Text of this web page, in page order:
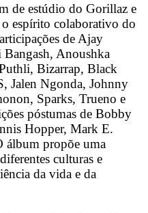
de estúdio do Gorillaz e
espírito colaborativo do
de Ajay
Bangash, Anoushka
Bizarrap, Black
Jalen Ngonda, Johnny
Sparks, Trueno e
póstumas de Bobby
Hopper, Mark E.
álbum propõe uma
culturas e
da vida e da